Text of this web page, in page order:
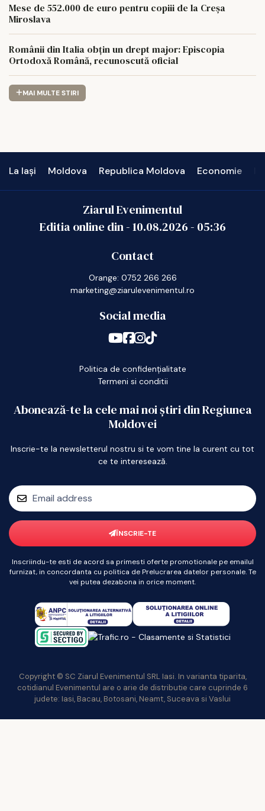
Mese de 552.000 de euro pentru copiii de la Creșa
Miroslava
Românii din Italia obțin un drept major: Episcopia
Ortodoxă Română, recunoscută oficial
MAI MULTE STIRI
La Iași Moldova Republica Moldova Economie
Ziarul Evenimentul
Editia online din -10.08.2026- 05:36
Contact
Orange: 0752 266 266
marketing@ziarulevenimentul.ro
Social media
Politica de confidențialitate
Termeni si conditii
Abonează-te la cele mai noi știri din Regiunea
Moldovei
Inscrie-te la newsletterul nostru si te vom tine la curent cu tot
ce te interesează.
ÎNSCRIE-TE
Inscriindu-te esti de acord sa primesti oferte promotionale pe emailul
furnizat, in concordanta cu politica de Prelucrarea datelor personale. Te
vei putea dezabona in orice moment.
Copyright © SC Ziarul Evenimentul SRL Iasi. In varianta tiparita,
cotidianul Evenimentul are o arie de distributie care cuprinde 6
judete: Iasi, Bacau, Botosani, Neamt, Suceava si Vaslui